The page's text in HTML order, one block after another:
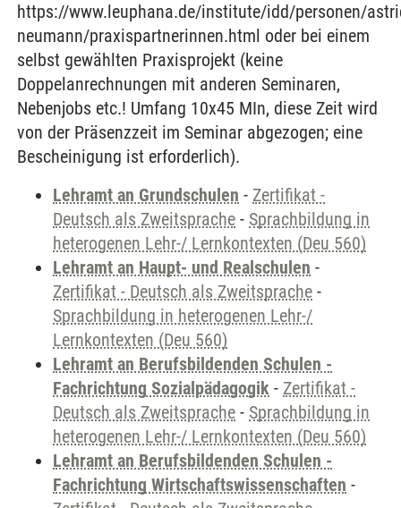
https://www.leuphana.de/institute/idd/personen/
neumann/praxispartnerinnen.html oder bei einem
selbst gewählten Praxisprojekt (keine
Doppelanrechnungen mit anderen Seminaren,
Nebenjobs etc.! Umfang 10x45 MIn, diese Zeit wird
von der Präsenzzeit im Seminar abgezogen; eine
Bescheinigung ist erforderlich).
Lehramt an Grundschulen - Zertifikat -
Deutsch als Zweitsprache - Sprachbildung in
heterogenen Lehr-/ Lernkontexten (Deu 560)
Lehramt an Haupt- und Realschulen -
Zertifikat - Deutsch als Zweitsprache -
Sprachbildung in heterogenen Lehr-/
Lernkontexten (Deu 560)
Lehramt an Berufsbildenden Schulen -
Fachrichtung Sozialpädagogik - Zertifikat -
Deutsch als Zweitsprache - Sprachbildung in
heterogenen Lehr-/ Lernkontexten (Deu 560)
Lehramt an Berufsbildenden Schulen -
Fachrichtung Wirtschaftswissenschaften -